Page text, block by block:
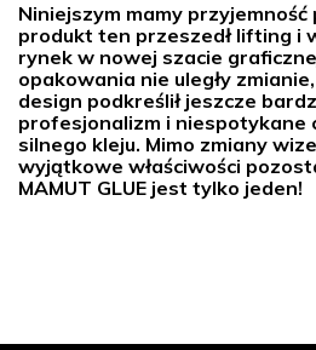
Niniejszym mamy
produkt ten przeszedł lifting i
rynek w nowej szacie
opakowania nie uległy
design podkreślił jeszcze
profesjonalizm i niespotykane
silnego kleju. Mimo zmiany
wyjątkowe właściwości
MAMUT GLUE jest tylko jeden!